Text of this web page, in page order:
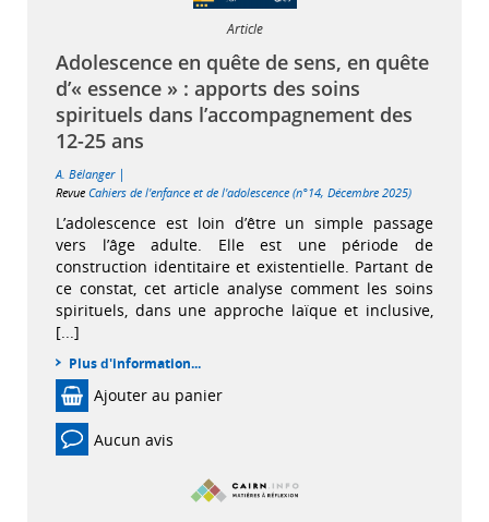
Article
Adolescence en quête de sens, en quête
d’« essence » : apports des soins
spirituels dans l’accompagnement des
12-25 ans
A. Bélanger |
Revue Cahiers de l'enfance et de l'adolescence (n°14, Décembre 2025)
L’adolescence est loin d’être un simple passage
vers l’âge adulte. Elle est une période de
construction identitaire et existentielle. Partant de
ce constat, cet article analyse comment les soins
spirituels, dans une approche laïque et inclusive,
[...]
Plus d'information...
Ajouter au panier
Aucun avis